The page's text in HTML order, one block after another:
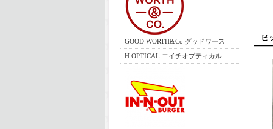
GOOD WORTH&Co グッドワース
H OPTICAL エイチオプティカル